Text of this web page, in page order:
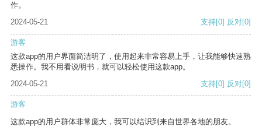
作。
2024-05-21
支持[0] 反对[0]
游客
这款app的用户界面简洁明了，使用起来非常容易上手，让我能够快速熟
悉操作。我不用看说明书，就可以轻松使用这款app。
2024-05-21
支持[0] 反对[0]
游客
这款app的用户群体非常庞大，我可以结识到来自世界各地的朋友。